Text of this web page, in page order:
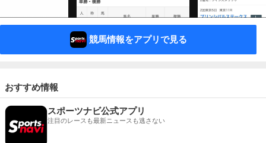
競馬情報をアプリで見る
おすすめ情報
スポーツナビ公式アプリ
注目のレースも最新ニュースも逃さない